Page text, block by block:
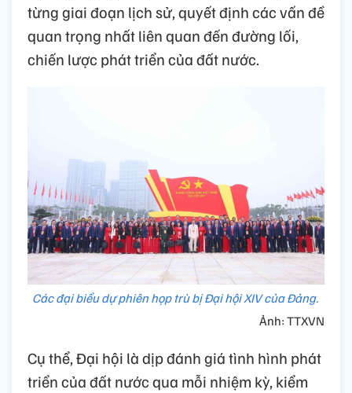
từng giai đoạn lịch sử, quyết định các vấn đề
quan trọng nhất liên quan đến đường lối,
chiến lược phát triển của đất nước.
Các đại biểu dự phiên họp trù bị Đại hội XIV của Đảng.
Ảnh: TTXVN
Cụ thể, Đại hội là dịp đánh giá tình hình phát
triển của đất nước qua mỗi nhiệm kỳ, kiểm